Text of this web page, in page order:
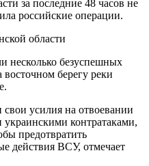
за последние 48 часов не
российские операции.
области
несколько безуспешных
берегу реки
усилия на отвоевании
контратаками,
предотвратить
действия ВСУ, отмечает